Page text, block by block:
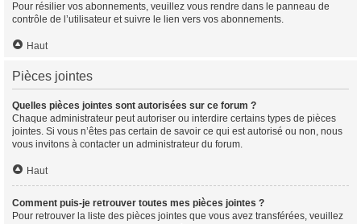
Pour résilier vos abonnements, veuillez vous rendre dans le panneau de
contrôle de l’utilisateur et suivre le lien vers vos abonnements.
Haut
Pièces jointes
Quelles pièces jointes sont autorisées sur ce forum ?
Chaque administrateur peut autoriser ou interdire certains types de pièces
jointes. Si vous n’êtes pas certain de savoir ce qui est autorisé ou non, nous
vous invitons à contacter un administrateur du forum.
Haut
Comment puis-je retrouver toutes mes pièces jointes ?
Pour retrouver la liste des pièces jointes que vous avez transférées, veuillez